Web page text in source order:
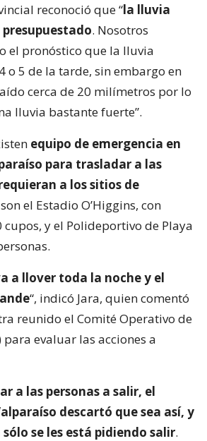
reconoció que “la lluvia
. Nosotros
el pronóstico que la lluvia
o 5 de la tarde, sin embargo en
cerca de 20 milímetros por lo
lluvia bastante fuerte”.
equipo de emergencia en
para trasladar a las
a los sitios de
el Estadio O’Higgins, con
y el Polideportivo de Playa
a llover toda la noche y el
“, indicó Jara, quien comentó
reunido el Comité Operativo de
para evaluar las acciones a
a las personas a salir, el
descartó que sea así, y
se les está pidiendo salir.